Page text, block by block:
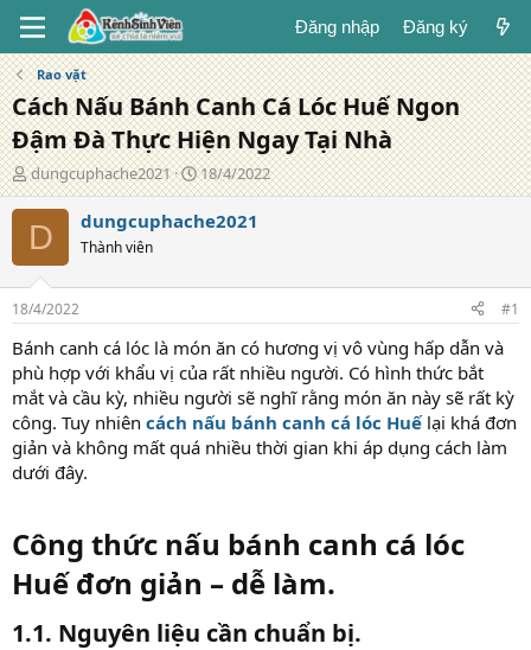
Đăng nhập Đăng ký
Rao vặt
Cách Nấu Bánh Canh Cá Lóc Huế Ngon
Đậm Đà Thực Hiện Ngay Tại Nhà
T
á
c
ả
dungcuphache2021
N
g
à
g
18/4/2022
D dungcuphache2021
Thành viên
18/4/2022 #1
Bánh canh cá lóc là món ăn có hương vị vô vùng hấp dẫn và
phù hợp với khẩu vị của rất nhiều người. Có hình thức bắt
mắt và cầu kỳ, nhiều người sẽ nghĩ rằng món ăn này sẽ rất kỳ
công. Tuy nhiên cách nấu bánh canh cá lóc Huếlại khá đơn
giản và không mất quá nhiều thời gian khi áp dụng cách làm
dưới đây.
Công thức nấu bánh canh cá lóc
Huế đơn giản – dễ làm.​
1.1. Nguyên liệu cần chuẩn bị.​